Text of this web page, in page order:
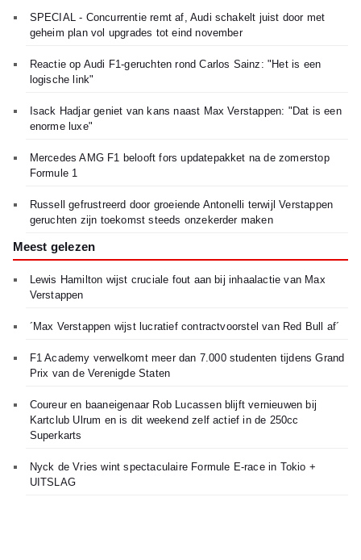
SPECIAL - Concurrentie remt af, Audi schakelt juist door met
geheim plan vol upgrades tot eind november
Reactie op Audi F1-geruchten rond Carlos Sainz: "Het is een
logische link"
Isack Hadjar geniet van kans naast Max Verstappen: "Dat is een
enorme luxe"
Mercedes AMG F1 belooft fors updatepakket na de zomerstop
Formule 1
Russell gefrustreerd door groeiende Antonelli terwijl Verstappen
geruchten zijn toekomst steeds onzekerder maken
Meest gelezen
Lewis Hamilton wijst cruciale fout aan bij inhaalactie van Max
Verstappen
´Max Verstappen wijst lucratief contractvoorstel van Red Bull af´
F1 Academy verwelkomt meer dan 7.000 studenten tijdens Grand
Prix van de Verenigde Staten
Coureur en baaneigenaar Rob Lucassen blijft vernieuwen bij
Kartclub Ulrum en is dit weekend zelf actief in de 250cc
Superkarts
Nyck de Vries wint spectaculaire Formule E-race in Tokio +
UITSLAG